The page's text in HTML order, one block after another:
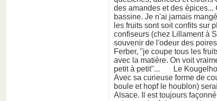
des amandes et des
bassine. Je n'ai jamais
les fruits sont soit confits sur
confiseurs (chez Lillament à
souvenir de l'odeur des
Ferber, "je coupe tous les
avec la matière. On voit
petit à petit"... Le
Avec sa curieuse forme de
boule et hopf le houblon)
Alsace. Il est toujours